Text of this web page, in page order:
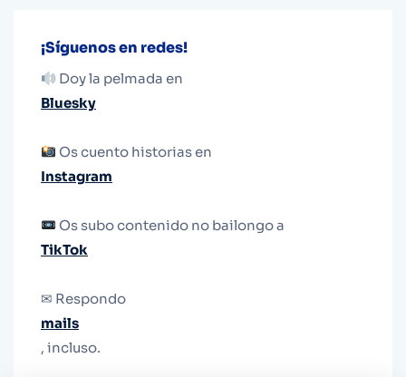
¡Síguenos en redes!
Doy la pelmada en
Bluesky
Os cuento historias en
Instagram
Os subo contenido no bailongo a
TikTok
✉ Respondo
mails
, incluso.